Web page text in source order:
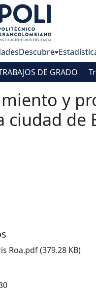
Descubre
DE GRADO
y
ciudad de
Roa.pdf(379.28 KB)